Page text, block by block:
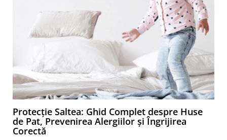
Protecție Saltea: Ghid Complet despre Huse
de Pat, Prevenirea Alergiilor și Îngrijirea
Corectă